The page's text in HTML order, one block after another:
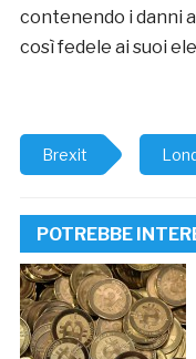
contenendo i danni
così fedele ai suoi
Brexit
POTREBBE